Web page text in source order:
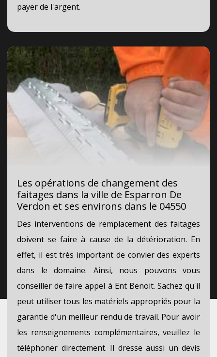
payer de l'argent.
Les opérations de changement des
faitages dans la ville de Esparron De
Verdon et ses environs dans le 04550
Des interventions de remplacement des faitages
doivent se faire à cause de la détérioration. En
effet, il est très important de convier des experts
dans le domaine. Ainsi, nous pouvons vous
conseiller de faire appel à Ent Benoit. Sachez qu'il
peut utiliser tous les matériels appropriés pour la
garantie d'un meilleur rendu de travail. Pour avoir
les renseignements complémentaires, veuillez le
téléphoner directement. Il dresse aussi un devis